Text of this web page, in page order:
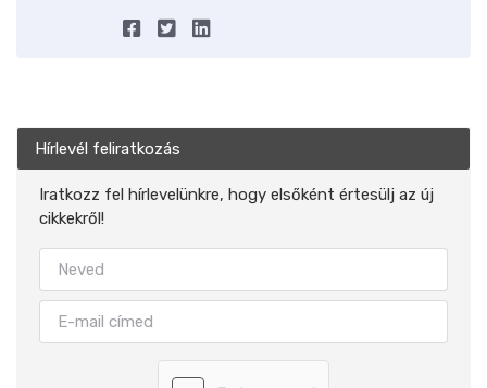
Hírlevél feliratkozás
Iratkozz fel hírlevelünkre, hogy elsőként értesülj az új
cikkekről!